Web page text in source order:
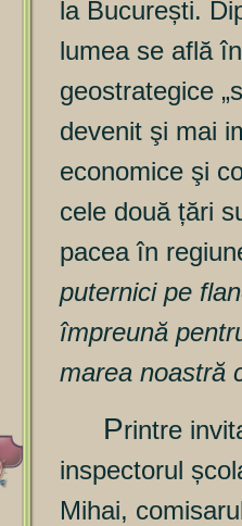
la București.
lumea se află
geostrategice
devenit şi mai
economice şi
cele două țări
pacea în
puternici pe
împreună
marea noastră
Printre
inspectorul
Mihai,